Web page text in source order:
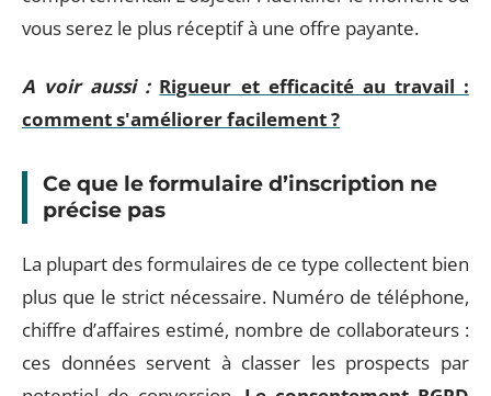
vous serez le plus réceptif à une offre payante.
A voir aussi : Rigueur et efficacité au travail :
comment s'améliorer facilement ?
Ce que le formulaire d’inscription ne
précise pas
La plupart des formulaires de ce type collectent bien
plus que le strict nécessaire. Numéro de téléphone,
chiffre d’affaires estimé, nombre de collaborateurs :
ces données servent à classer les prospects par